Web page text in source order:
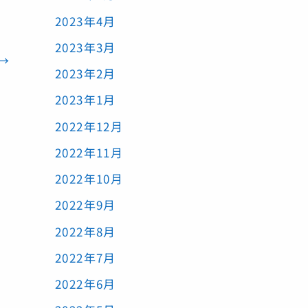
2023年4月
2023年3月
2023年2月
2023年1月
2022年12月
2022年11月
2022年10月
2022年9月
2022年8月
2022年7月
2022年6月